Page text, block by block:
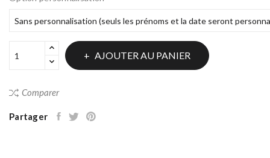
AJOUTER AU PANIER
Comparer
Partager